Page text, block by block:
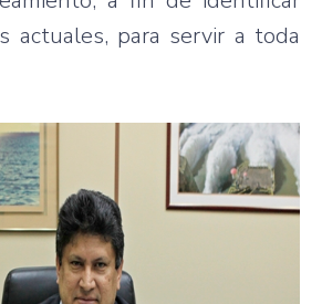
actuales, para servir a toda